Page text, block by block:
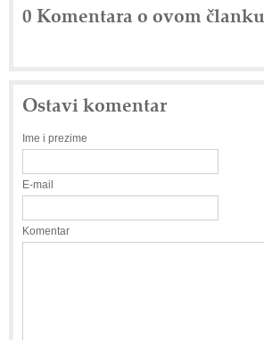
0 Komentara o ovom članku
Ostavi komentar
Ime i prezime
E-mail
Komentar